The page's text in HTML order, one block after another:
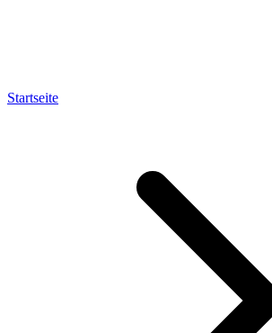
Startseite